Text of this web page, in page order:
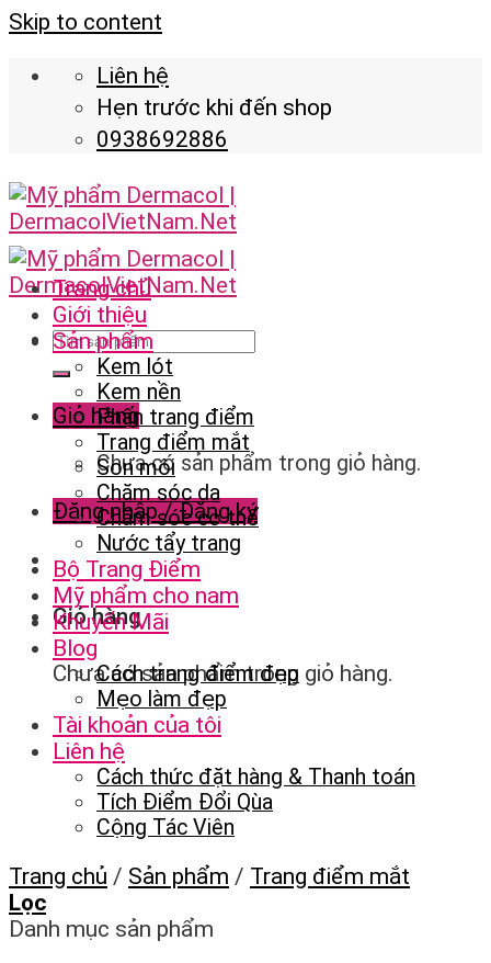
Skip to content
Liên hệ
Hẹn trước khi đến shop
0938692886
Giỏ hàng
Chưa có sản phẩm trong giỏ hàng.
Đăng nhập / Đăng ký
Giỏ hàng
Chưa có sản phẩm trong giỏ hàng.
Trang chủ
Giới thiệu
Sản phẩm
Kem lót
Kem nền
Phấn trang điểm
Trang điểm mắt
Son môi
Chăm sóc da
Chăm sóc cơ thể
Nước tẩy trang
Bộ Trang Điểm
Mỹ phẩm cho nam
Khuyến Mãi
Blog
Cách trang điểm đẹp
Mẹo làm đẹp
Tài khoản của tôi
Liên hệ
Cách thức đặt hàng & Thanh toán
Tích Điểm Đổi Qùa
Cộng Tác Viên
Trang chủ / Sản phẩm / Trang điểm mắt
Lọc
Danh mục sản phẩm